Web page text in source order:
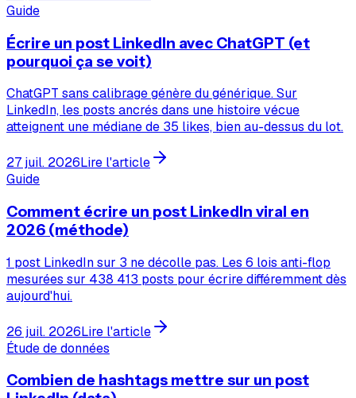
Guide
Écrire un post LinkedIn avec ChatGPT (et
pourquoi ça se voit)
ChatGPT sans calibrage génère du générique. Sur
LinkedIn, les posts ancrés dans une histoire vécue
atteignent une médiane de 35 likes, bien au-dessus du lot.
27 juil. 2026Lire l'article
Guide
Comment écrire un post LinkedIn viral en
2026 (méthode)
1 post LinkedIn sur 3 ne décolle pas. Les 6 lois anti-flop
mesurées sur 438 413 posts pour écrire différemment dès
aujourd'hui.
26 juil. 2026Lire l'article
Étude de données
Combien de hashtags mettre sur un post